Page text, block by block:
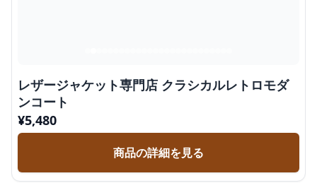
レザージャケット専門店 クラシカルレトロモダ
ンコート
¥5,480
商品の詳細を見る